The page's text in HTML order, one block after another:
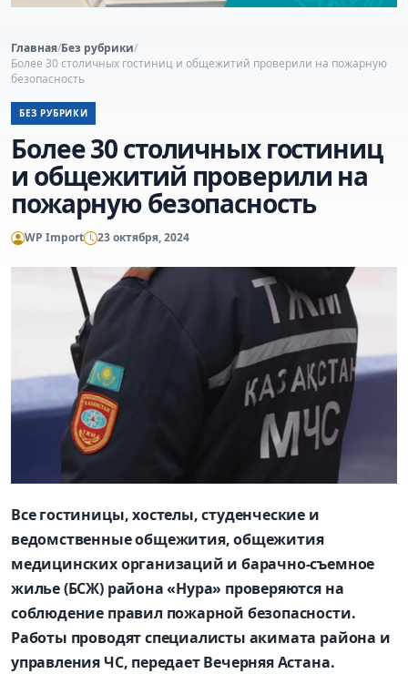
Главная/Без рубрики/
Более 30 столичных гостиниц и общежитий проверили на пожарную
безопасность
БЕЗ РУБРИКИ
Более 30 столичных гостиниц
и общежитий проверили на
пожарную безопасность
WP Import 23 октября, 2024
Все гостиницы, хостелы, студенческие и
ведомственные общежития, общежития
медицинских организаций и барачно-съемное
жилье (БСЖ) района «Нура» проверяются на
соблюдение правил пожарной безопасности.
Работы проводят специалисты акимата района и
управления ЧС, передает Вечерняя Астана.